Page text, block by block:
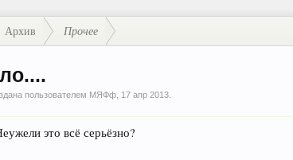
Архив Прочее
пользователем МЯФф 17 апр 2013
это всё серьёзно?